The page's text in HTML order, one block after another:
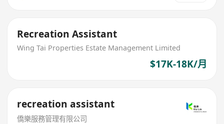
Recreation Assistant
Wing Tai Properties Estate Management Limited
$17K-18K/月
recreation assistant
僑樂服務管理有限公司